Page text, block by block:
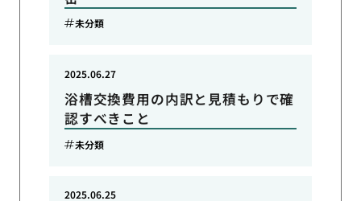
未分類
浴槽交換費用の内訳と見積もりで確
認すべきこと
2025.06.27
未分類
2025.06.25